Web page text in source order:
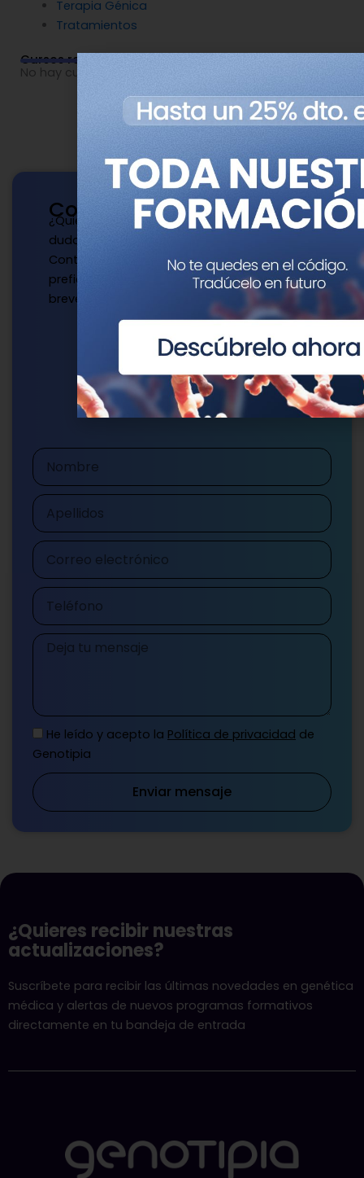
Terapia Génica
Tratamientos
Cursos relacionados
No hay cursos relacionados o imágenes disponibles.
Contacto
¿Quieres publicar con nosotros? ¿Tienes
dudas?
Contacta con nosotros de la manera que
prefieras y te responderemos a la mayor
brevedad.
Escríbenos
publicaciones@genotipia.com
Nombre
Apellidos
Correo
electrónico
Teléfono
Mensaje
He leído y acepto la Política de privacidad de
Genotipia
Enviar mensaje
¿Quieres recibir nuestras
actualizaciones?
Suscríbete para recibir las últimas novedades en genética
médica y alertas de nuevos programas formativos
directamente en tu bandeja de entrada